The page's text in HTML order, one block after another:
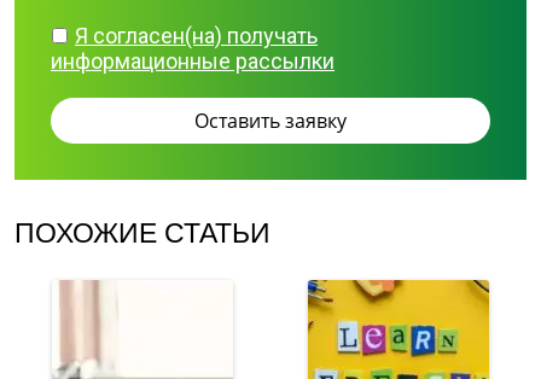
Я согласен(на) получать
информационные рассылки
ПОХОЖИЕ СТАТЬИ